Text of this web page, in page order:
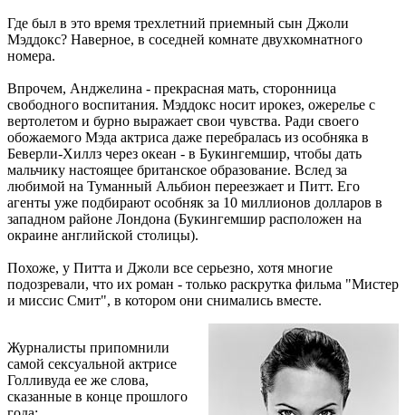
Где был в это время трехлетний приемный сын Джоли
Мэддокс? Наверное, в соседней комнате двухкомнатного
номера.
Впрочем, Анджелина - прекрасная мать, сторонница
свободного воспитания. Мэддокс носит ирокез, ожерелье с
вертолетом и бурно выражает свои чувства. Ради своего
обожаемого Мэда актриса даже перебралась из особняка в
Беверли-Хиллз через океан - в Букингемшир, чтобы дать
мальчику настоящее британское образование. Вслед за
любимой на Туманный Альбион переезжает и Питт. Его
агенты уже подбирают особняк за 10 миллионов долларов в
западном районе Лондона (Букингемшир расположен на
окраине английской столицы).
Похоже, у Питта и Джоли все серьезно, хотя многие
подозревали, что их роман - только раскрутка фильма "Мистер
и миссис Смит", в котором они снимались вместе.
Журналисты припомнили
самой сексуальной актрисе
Голливуда ее же слова,
сказанные в конце прошлого